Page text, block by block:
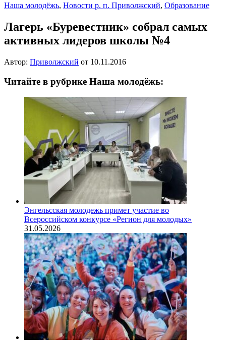
Наша молодёжь, Новости р. п. Приволжский, Образование
Лагерь «Буревестник» собрал самых
активных лидеров школы №4
Автор: Приволжский от 10.11.2016
Читайте в рубрике Наша молодёжь:
Энгельсская молодежь примет участие во
Всероссийском конкурсе «Регион для молодых»
31.05.2026